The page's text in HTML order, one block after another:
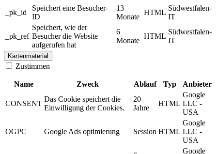
_pk_id
Speichert eine Besucher-
ID
13
Monate
HTML
Südwestfalen-
IT
_pk_ref
Speichert, wie der
Besucher die Website
aufgerufen hat
6
Monate
HTML
Südwestfalen-
IT
Kartenmaterial
Zustimmen
Name Zweck Ablauf Typ Anbieter
CONSENT
Das Cookie speichert die
Einwilligung der Cookies.
20
Jahre
HTML
Google
LLC -
USA
OGPC Google Ads optimierung Session HTML
Google
LLC -
USA
Google